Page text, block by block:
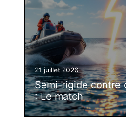
21 juillet 2026
Semi-rigide contre
: Le match